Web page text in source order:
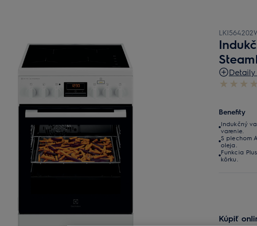
Benefity
Indukčný
varenie.
S plechom
oleja.
Funkcia
kôrku.
Kúpiť